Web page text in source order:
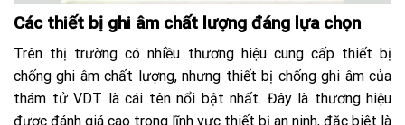
Các thiết bị ghi âm chất lượng đáng lựa chọn
Trên thị trường có nhiều thương hiệu cung cấp thiết bị
chống ghi âm chất lượng, nhưng thiết bị chống ghi âm của
thám tử VDT là cái tên nổi bật nhất. Đây là thương hiệu
được đánh giá cao trong lĩnh vực thiết bị an ninh, đặc biệt là